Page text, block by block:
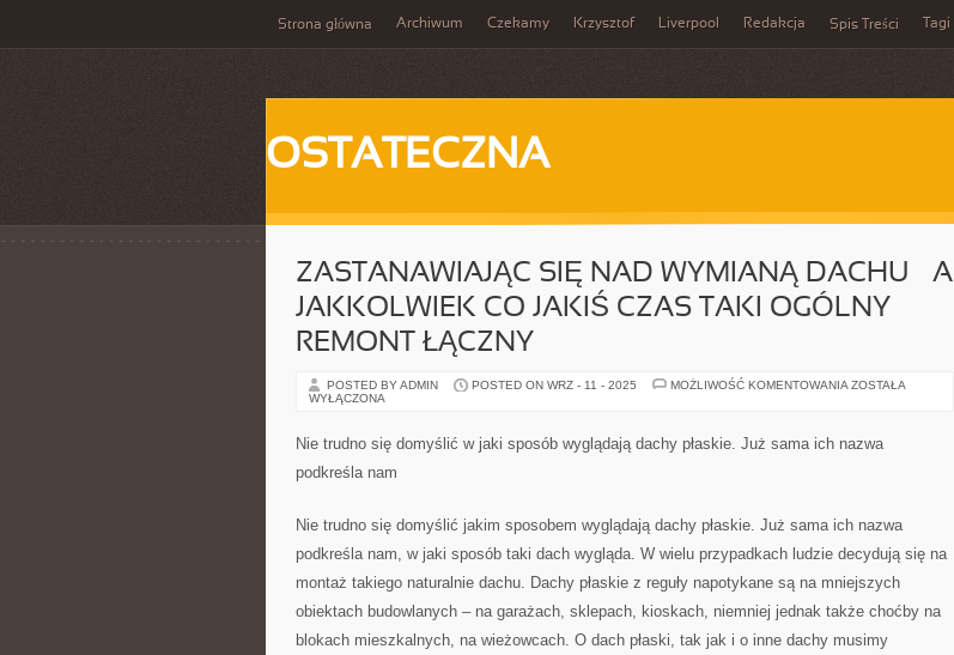
Strona główna Archiwum Czekamy Krzysztof Liverpool Redakcja Spis Treści Tagi
OSTATECZNA
ZASTANAWIAJĄC SIĘ NAD WYMIANĄ DACHU – A
JAKKOLWIEK CO JAKIŚ CZAS TAKI OGÓLNY
REMONT ŁĄCZNY
POSTED BY ADMIN POSTED ON WRZ - 11 - 2025 MOŻLIWOŚĆ KOMENTOWANIA ZASTANAWIAJĄC
–
TAKI
REMONT
ZOSTAŁA
WYŁĄCZONA
Nie trudno się domyślić w jaki sposób wyglądają dachy płaskie. Już sama ich nazwa
podkreśla nam
Nie trudno się domyślić jakim sposobem wyglądają dachy płaskie. Już sama ich nazwa
podkreśla nam, w jaki sposób taki dach wygląda. W wielu przypadkach ludzie decydują się na
montaż takiego naturalnie dachu. Dachy płaskie z reguły napotykane są na mniejszych
obiektach budowlanych – na garażach, sklepach, kioskach, niemniej jednak także choćby na
blokach mieszkalnych, na wieżowcach. O dach płaski, tak jak i o inne dachy musimy